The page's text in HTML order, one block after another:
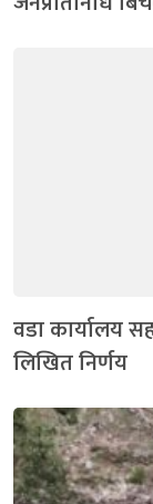
वडा कार्यालय
लिखित निर्णय